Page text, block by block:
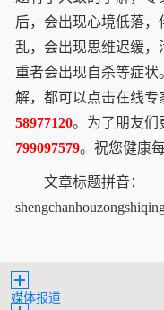
后，会出现心境低落
乱，会出现思维迟缓，
重者会出现自杀等症
解，都可以点击在线专
58977120。为了朋友们
799097579。祝您健康每
文章标题拼音：
媒体报道